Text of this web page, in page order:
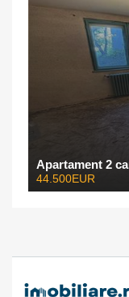
Apartament 2
44.500EUR